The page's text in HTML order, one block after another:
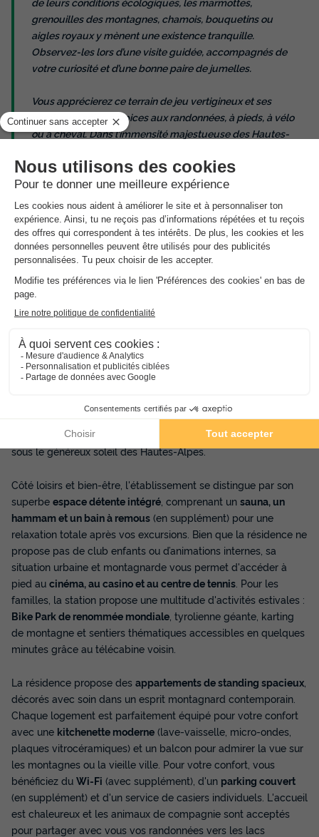
grenouilles des montagnes, chamois, bouquetins ou
aigles royaux y mènent une existence tranquille.
Observez-les lors d’une visite guidée, accompagnés de
votre curiosité et d’une bonne paire de jumelles.
Vous apprécierez ce terrain de jeu vertigineux et ses
nombreux coins propices aux randonnées, à pieds, à vélo
ou à cheval. Dans l’immensité majestueuse des Hautes-
Montgenèvre ou au Puy Saint Vincent. Dans la chaleur
ambiante, prenez un bol d’air et parcourez l’une des plus
façon de découvrir les beautés de la montagne. Pas de
doute, Serre-Chevalier 1200 – Briançon est un endroit
parfait pour vous ressourcer pendant vos vacances d’été.
Située à1326 mètres d’altitude dans la ville la plus haute de
France, la résidence bénéficie d'un emplacement stratégique
au pied du télécabine du Prorel, vous offrant un accès direct
aux sommets du domaine de Serre Chevalier. Vous séjournerez
à quelques minutes à pied desfortifications Vauban
au patrimoine mondial de l'UNESCO, et aux portes du
National des Écrins
. Bien que la résidence ne dispose pas de
centre aquatique de Briançon avec ses bassins sportifs,
ludiques et ses toboggans extérieurs, idéal pour se rafraîchir
sous le généreux soleil des Hautes-Alpes.
Côté loisirs et bien-être, l'établissement se distingue par son
superbe espace détente intégré , comprenant un sauna, un
hammam et un bain à remous (en supplément) pour une
relaxation totale après vos excursions. Bien que la résidence ne
propose pas de club enfants ou d’animations internes, sa
situation urbaine et montagnarde vous permet d'accéder à
pied au cinéma, au casino et au centre de tennis . Pour les
familles, la station propose une multitude d'activités estivales :
Bike Park de renommée mondiale , tyrolienne géante, karting
de montagne et sentiers thématiques accessibles en quelques
minutes grâce au télécabine voisin.
La résidence propose des appartements de standing spacieux
décorés avec soin dans un esprit montagnard contemporain.
Chaque logement est parfaitement équipé pour votre confort
avec une kitchenette moderne (lave-vaisselle, micro-ondes,
plaques vitrocéramiques) et un balcon pour admirer la vue sur
les montagnes ou la vieille ville. Pour votre confort, vous
bénéficiez du Wi-Fi (avec supplément), d'un parking couvert
(en supplément) et d'un service de casiers individuels. L'accueil
est chaleureux et les animaux de compagnie sont acceptés
pour partager avec vous vos randonnées vers les lacs